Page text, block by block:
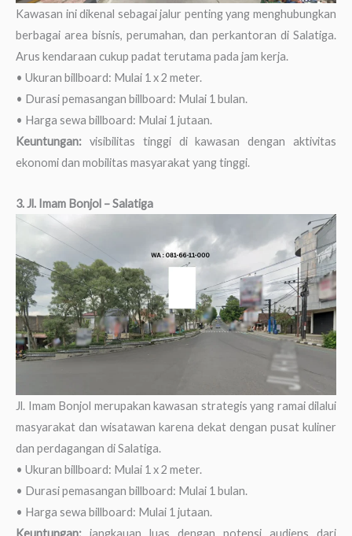
Kawasan ini dikenal sebagai jalur penting yang menghubungkan
berbagai area bisnis, perumahan, dan perkantoran di Salatiga.
Arus kendaraan cukup padat terutama pada jam kerja.
• Ukuran billboard: Mulai 1 x 2 meter.
• Durasi pemasangan billboard: Mulai 1 bulan.
• Harga sewa billboard: Mulai 1 jutaan.
Keuntungan: visibilitas tinggi di kawasan dengan aktivitas
ekonomi dan mobilitas masyarakat yang tinggi.
3. Jl. Imam Bonjol – Salatiga
Jl. Imam Bonjol merupakan kawasan strategis yang ramai dilalui
masyarakat dan wisatawan karena dekat dengan pusat kuliner
dan perdagangan di Salatiga.
• Ukuran billboard: Mulai 1 x 2 meter.
• Durasi pemasangan billboard: Mulai 1 bulan.
• Harga sewa billboard: Mulai 1 jutaan.
Keuntungan: jangkauan luas dengan potensi audiens dari